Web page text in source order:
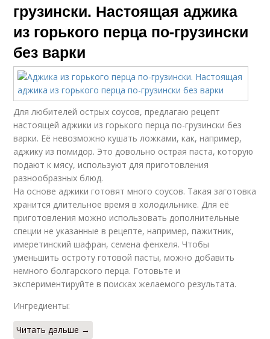
Аджики из помидор
Сырая аджика Аджика с горьким
Аджика с яблоками Острая аджика
Аджика без варки
грузински. Настоящая аджика
из горького перца по-грузински
без варки
Для любителей острых соусов, предлагаю рецепт
настоящей аджики из горького перца по-грузински без
варки. Её невозможно кушать ложками, как, например,
аджику из помидор. Это довольно острая паста, которую
подают к мясу, используют для приготовления
разнообразных блюд.
На основе аджики готовят много соусов. Такая заготовка
хранится длительное время в холодильнике. Для её
приготовления можно использовать дополнительные
специи не указанные в рецепте, например, пажитник,
имеретинский шафран, семена фенхеля. Чтобы
уменьшить остроту готовой пасты, можно добавить
немного болгарского перца. Готовьте и
экспериментируйте в поисках желаемого результата.
Ингредиенты:
Читать дальше →